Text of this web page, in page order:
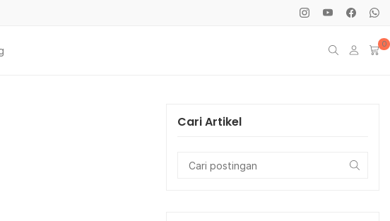
0
Cari Artikel